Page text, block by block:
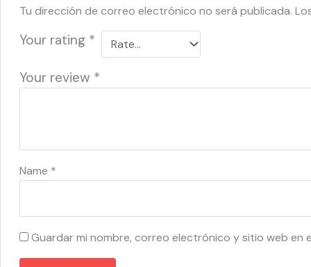
Tu dirección de correo electrónico no será publicada.
Your rating *
Your review *
Name *
Guardar mi nombre, correo electrónico y sitio web en